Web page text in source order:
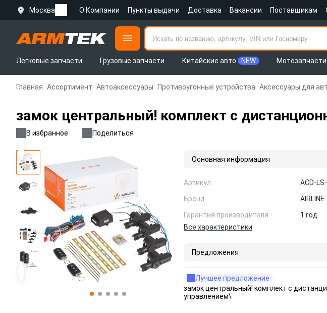
Москва О Компании Пункты выдачи Доставка Вакансии Поставщикам
Легковые запчасти
Грузовые запчасти Китайские авто NEW Мотозапчасти
Главная Ассортимент Автоаксессуары Противоугонные устройства Аксессуары для
замок центральный! комплект с
В избранное Поделиться
Основная информация
Артикул
ACD-
Бренд
AIRLINE
Гарантия производителя
1 год
Все характеристики
Предложения
Лучшее предложение
замок центральный! комплект с
управлением\